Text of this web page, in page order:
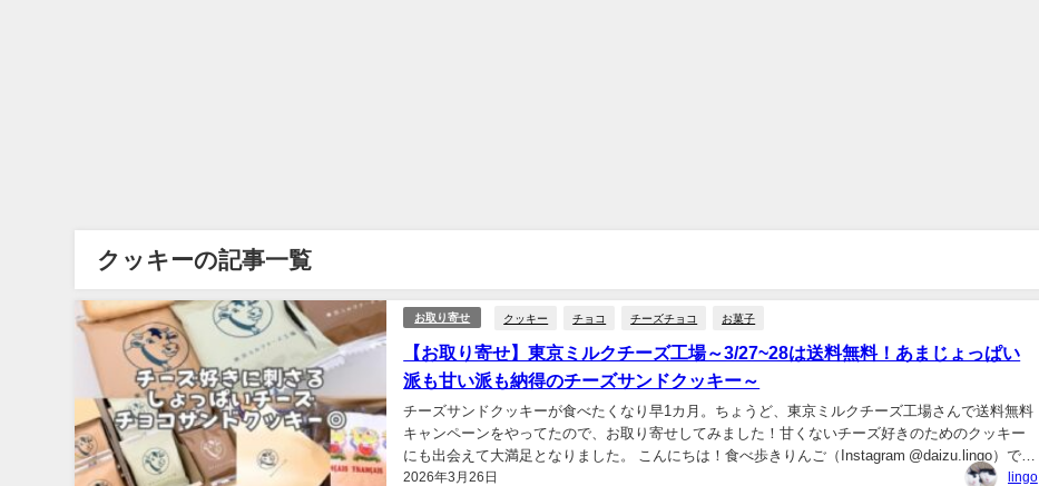
クッキーの記事一覧
お取り寄せ クッキー チョコ チーズチョコ お菓子
【お取り寄せ】東京ミルクチーズ工場～3/27~28は送料無料！あまじょっぱい
派も甘い派も納得のチーズサンドクッキー～
2026年3月26日
チーズサンドクッキーが食べたくなり早1カ月。ちょうど、東京ミルクチーズ工場さんで送料無料
キャンペーンをやってたので、お取り寄せしてみました！甘くないチーズ好きのためのクッキー
にも出会えて大満足となりました。 こんにちは！食べ歩きりんご（Instagram @daizu.lingo）で
す。 3月に入ると同時に、自分の中で...
lingo